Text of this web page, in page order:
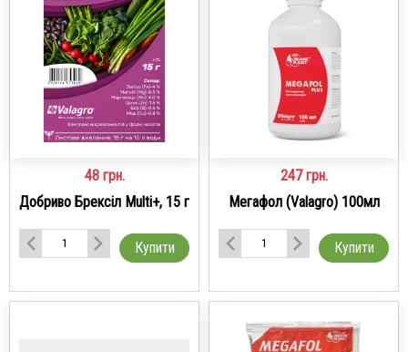
48 грн.
Добриво Брексіл Multi+, 15 г
Купити
247 грн.
Мегафол (Valagro) 100мл
Купити